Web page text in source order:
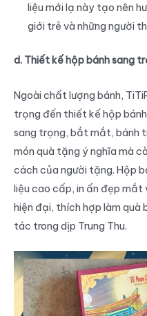
liệu mới lạ này tạo nên
giới trẻ và những người
d. Thiết kế hộp bánh sang
Ngoài chất lượng bánh,
trọng đến thiết kế hộp
sang trọng, bắt mắt, bánh
món quà tặng ý nghĩa mà
cách của người tặng. Hộp
liệu cao cấp, in ấn đẹp
hiện đại, thích hợp làm quà
tác trong dịp Trung Thu.